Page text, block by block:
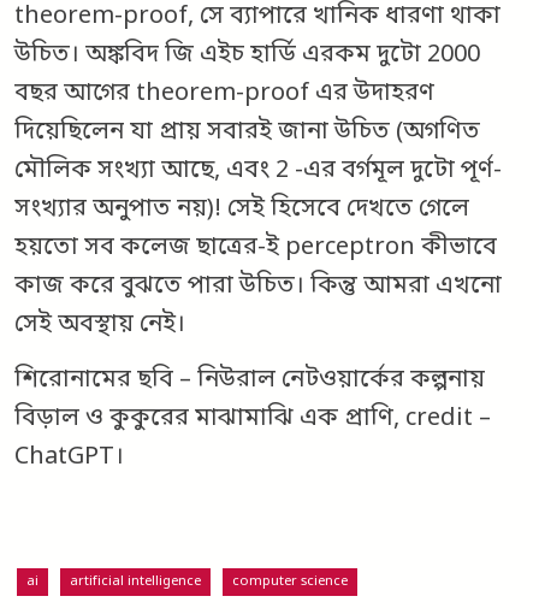
theorem-proof, সে ব্যাপারে খানিক ধারণা থাকা
উচিত। অঙ্কবিদ জি এইচ হার্ডি এরকম দুটো 2000
বছর আগের theorem-proof এর উদাহরণ
দিয়েছিলেন যা প্রায় সবারই জানা উচিত (অগণিত
মৌলিক সংখ্যা আছে, এবং 2 -এর বর্গমূল দুটো পূর্ণ-
সংখ্যার অনুপাত নয়)! সেই হিসেবে দেখতে গেলে
হয়তো সব কলেজ ছাত্রের-ই perceptron কীভাবে
কাজ করে বুঝতে পারা উচিত। কিন্তু আমরা এখনো
সেই অবস্থায় নেই।
শিরোনামের ছবি – নিউরাল নেটওয়ার্কের কল্পনায়
বিড়াল ও কুকুরের মাঝামাঝি এক প্রাণি, credit –
ChatGPT।
ai artificial intelligence computer science